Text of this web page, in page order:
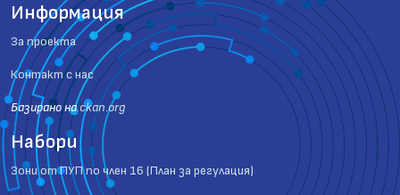
Информация
За проекта
Контакт с нас
Базиранo наckan.org
Набори
Зони от ПУП по член 16 (План за регулация)